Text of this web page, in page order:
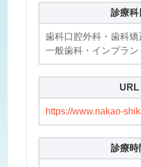
診療科
歯科口腔外科・歯科矯
一般歯科・インプラ
URL
https://www.nakao-
診療時